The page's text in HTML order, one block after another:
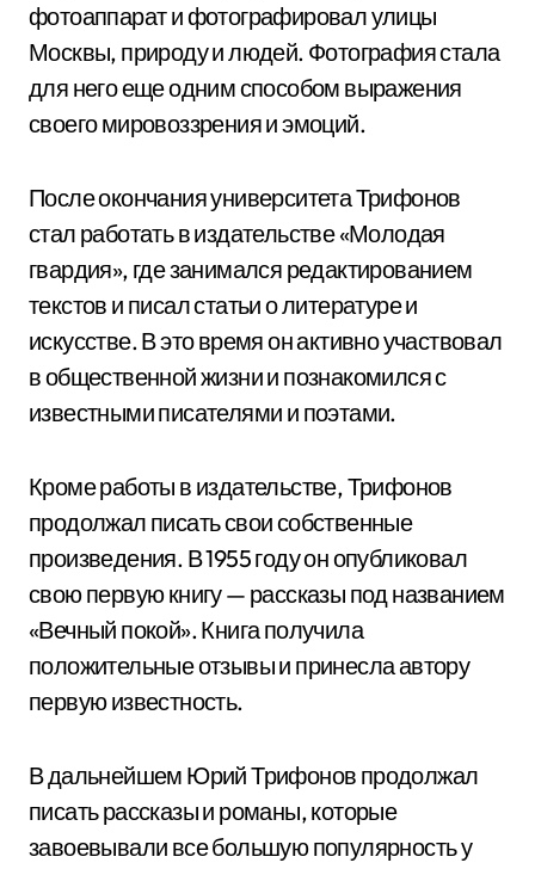
фотоаппарат и фотографировал улицы
Москвы, природу и людей. Фотография стала
для него еще одним способом выражения
своего мировоззрения и эмоций.
После окончания университета Трифонов
стал работать в издательстве «Молодая
гвардия», где занимался редактированием
текстов и писал статьи о литературе и
искусстве. В это время он активно участвовал
в общественной жизни и познакомился с
известными писателями и поэтами.
Кроме работы в издательстве, Трифонов
продолжал писать свои собственные
произведения. В 1955 году он опубликовал
свою первую книгу — рассказы под названием
«Вечный покой». Книга получила
положительные отзывы и принесла автору
первую известность.
В дальнейшем Юрий Трифонов продолжал
писать рассказы и романы, которые
завоевывали все большую популярность у